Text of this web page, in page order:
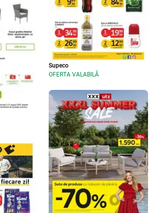
Supeco
OFERTA VALABILĂ